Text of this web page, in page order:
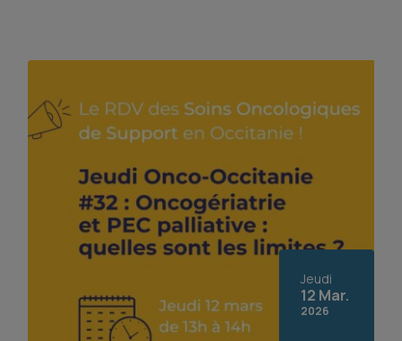
Jeudi
12 Mar.
2026